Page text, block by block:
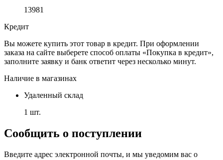
13981
Кредит
Вы можете купить этот товар в кредит. При оформлении
заказа на сайте выберете способ оплаты «Покупка в кредит»,
заполните заявку и банк ответит через несколько минут.
Наличие в магазинах
Удаленный склад
1 шт.
Сообщить о поступлении
Введите адрес электронной почты, и мы уведомим вас о